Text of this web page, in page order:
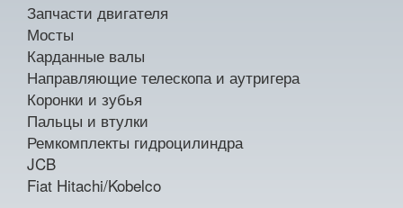
Запчасти двигателя
Мосты
Карданные валы
Направляющие телескопа и аутригера
Коронки и зубья
Пальцы и втулки
Ремкомплекты гидроцилиндра
JCB
Fiat Hitachi/Kobelco